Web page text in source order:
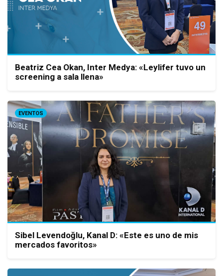
Beatriz Cea Okan, Inter Medya: «Leylifer tuvo un
screening a sala llena»
EVENTOS
Sibel Levendoğlu, Kanal D: «Este es uno de mis
mercados favoritos»